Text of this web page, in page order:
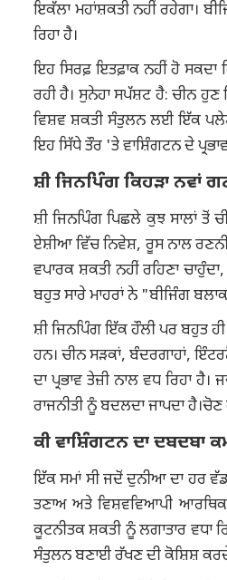
ਇਕੱਲਾ ਮਹਾਂਸ਼ਕਤੀ ਨਹੀਂ ਰਹੇਗਾ।
ਰਿਹਾ ਹੈ।
ਇਹ ਸਿਰਫ਼ ਇਤਫ਼ਾਕ ਨਹੀਂ ਹੋ
ਰਹੀ ਹੈ। ਸੁਨੇਹਾ ਸਪੱਸ਼ਟ ਹੈ: ਚੀਨ
ਵਿਸ਼ਵ ਸ਼ਕਤੀ ਸੰਤੁਲਨ ਲਈ ਇੱਕ
ਇਹ ਸਿੱਧੇ ਤੌਰ 'ਤੇ ਵਾਸ਼ਿੰਗਟਨ ਦੇ
ਸ਼ੀ ਜਿਨਪਿੰਗ ਕਿਹੜਾ ਨਵਾਂ
ਸ਼ੀ ਜਿਨਪਿੰਗ ਪਿਛਲੇ ਕੁਝ ਸਾਲਾਂ
ਏਸ਼ੀਆ ਵਿੱਚ ਨਿਵੇਸ਼, ਰੂਸ ਨਾਲ
ਵਪਾਰਕ ਸ਼ਕਤੀ ਨਹੀਂ ਰਹਿਣਾ
ਬਹੁਤ ਸਾਰੇ ਮਾਹਰਾਂ ਨੇ "ਬੀਜਿੰਗ
ਸ਼ੀ ਜਿਨਪਿੰਗ ਇੱਕ ਹੌਲੀ ਪਰ ਬਹੁਤ
ਹਨ। ਚੀਨ ਸੜਕਾਂ, ਬੰਦਰਗਾਹਾਂ,
ਦਾ ਪ੍ਰਭਾਵ ਤੇਜ਼ੀ ਨਾਲ ਵਧ ਰਿਹਾ
ਰਾਜਨੀਤੀ ਨੂੰ ਬਦਲਦਾ ਜਾਪਦਾ
ਕੀ ਵਾਸ਼ਿੰਗਟਨ ਦਾ ਦਬਦਬਾ
ਇੱਕ ਸਮਾਂ ਸੀ ਜਦੋਂ ਦੁਨੀਆ ਦਾ ਹਰ
ਤਣਾਅ ਅਤੇ ਵਿਸ਼ਵਵਿਆਪੀ
ਕੂਟਨੀਤਕ ਸ਼ਕਤੀ ਨੂੰ ਲਗਾਤਾਰ ਵਧਾ
ਸੰਤੁਲਨ ਬਣਾਈ ਰੱਖਣ ਦੀ ਕੋਸ਼ਿਸ਼